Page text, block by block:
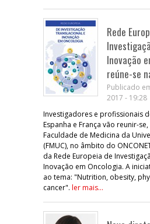
Rede
Inovação
reúne-se
Publicado
2017 - 19:28
Investigadores e profissionais
Espanha e França vão reunir-
Faculdade de Medicina da
(FMUC), no âmbito do
da Rede Europeia de
Inovação em Oncologia. A
ao tema: "Nutrition, obesity,
cancer". ler mais...